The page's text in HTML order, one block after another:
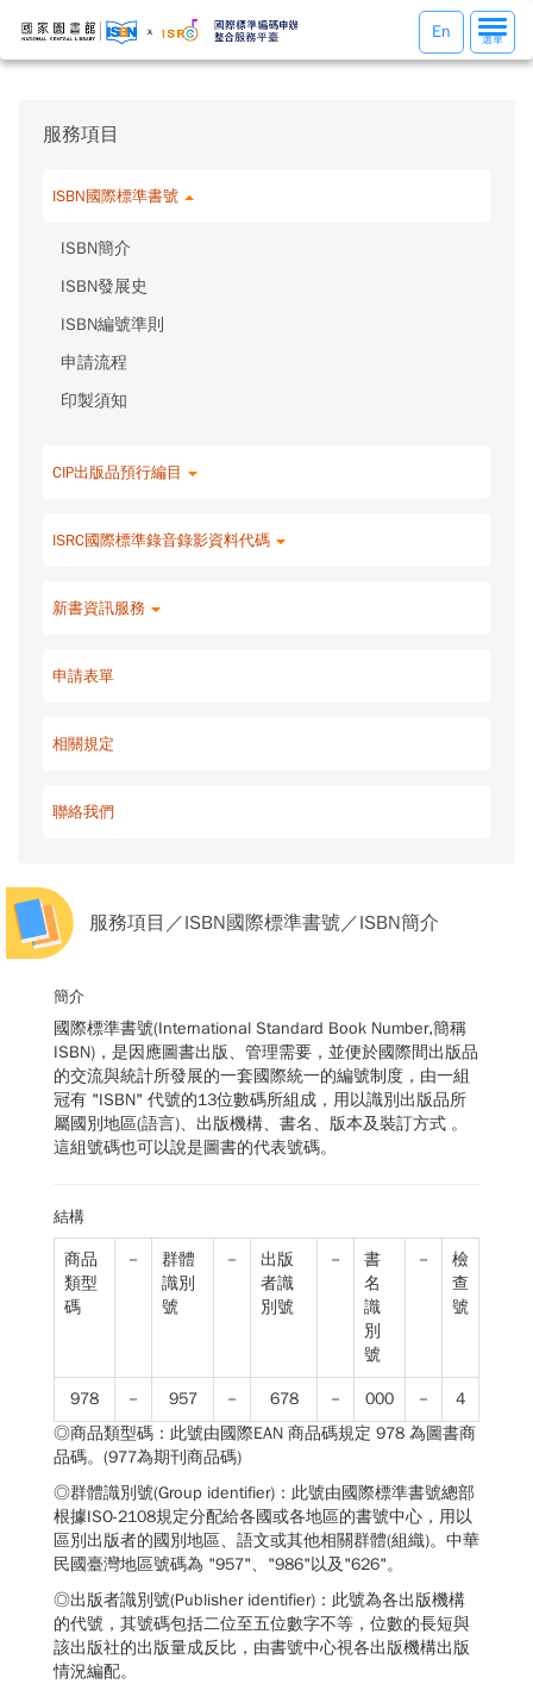
選
單
選單
En
服務項目
ISBN國際標準書號
ISBN簡介
ISBN發展史
ISBN編號準則
申請流程
印製須知
CIP出版品預行編目
ISRC國際標準錄音錄影資料代碼
新書資訊服務
申請表單
相關規定
聯絡我們
服務項目／ISBN國際標準書號／ISBN簡介
簡介
國際標準書號(International Standard Book Number,簡稱
ISBN)，是因應圖書出版、管理需要，並便於國際間出版品
的交流與統計所發展的一套國際統一的編號制度，由一組
冠有 "ISBN" 代號的13位數碼所組成，用以識別出版品所
屬國別地區(語言)、出版機構、書名、版本及裝訂方式 。
這組號碼也可以說是圖書的代表號碼。
結構
商品
類型
碼
－
群體
識別
號
－
出版
者識
別號
－
書
名
識
別
號
－
檢
查
號
978 － 957 － 678 － 000 －
4
◎商品類型碼：此號由國際EAN 商品碼規定 978 為圖書商
品碼。(977為期刊商品碼)
◎群體識別號(Group identifier)：此號由國際標準書號總部
根據ISO-2108規定分配給各國或各地區的書號中心，用以
區別出版者的國別地區、語文或其他相關群體(組織)。中華
民國臺灣地區號碼為 "957"、"986"以及"626"。
◎出版者識別號(Publisher identifier)：此號為各出版機構
的代號，其號碼包括二位至五位數字不等，位數的長短與
該出版社的出版量成反比，由書號中心視各出版機構出版
情況編配。